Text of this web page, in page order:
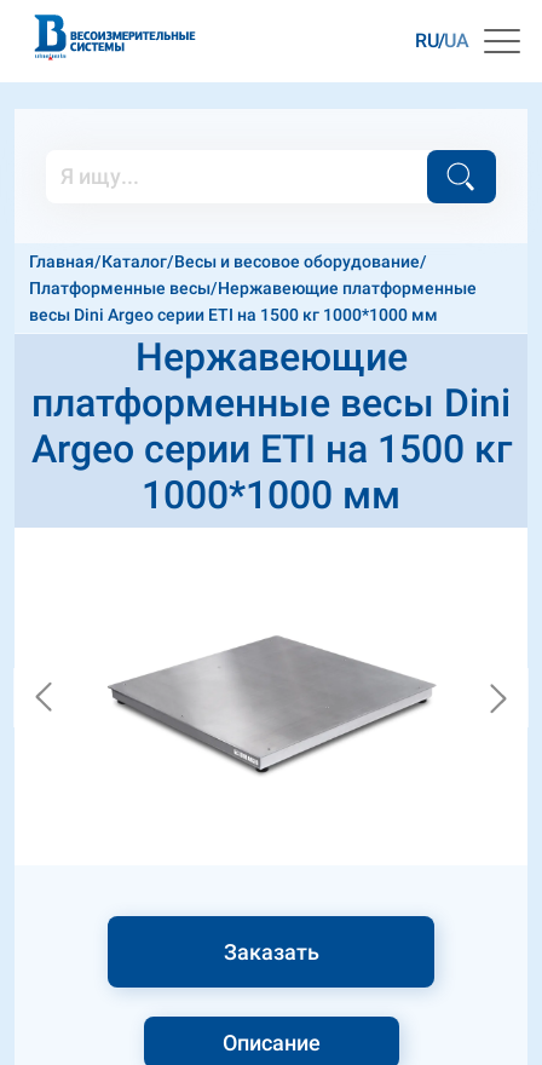
RU UA
Главная/Каталог/Весы и весовое оборудование/
Платформенные весы/Нержавеющие платформенные
весы Dini Argeo серии ETI на 1500 кг 1000*1000 мм
Нержавеющие
платформенные весы Dini
Argeo серии ETI на 1500 кг
1000*1000 мм
Описание
Заказать